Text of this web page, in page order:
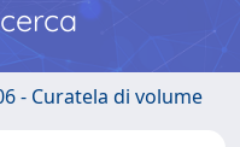
- Curatela di volume